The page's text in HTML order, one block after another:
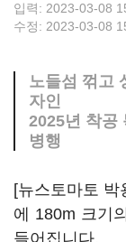
입력: 2023-03-08
수정: 2023-03-08
노들섬 꺾고
자인
2025년 착공
병행
[뉴스토마토 박
에 180m 크기
들어집니다.